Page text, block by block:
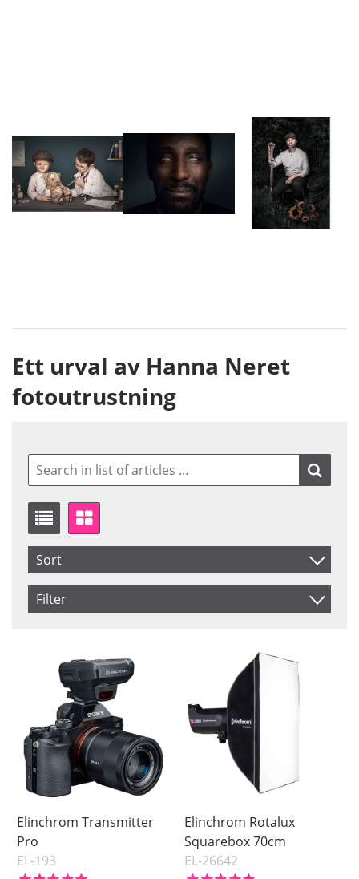
Ett urval av Hanna Neret
fotoutrustning
Sort
Item No.
Filter
Price
Elinchrom Transmitter
Pro
EL-193
Elinchrom Rotalux
Squarebox 70cm
EL-26642